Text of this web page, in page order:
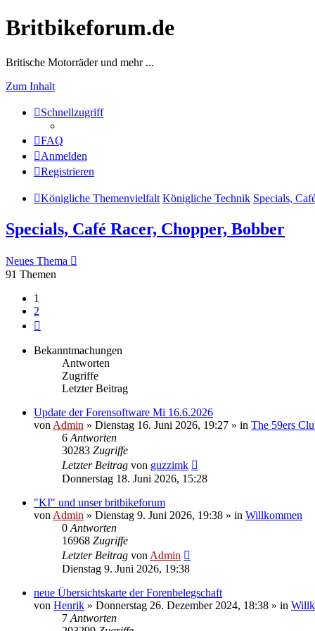
Britbikeforum.de
Britische Motorräder und mehr ...
Zum Inhalt
Schnellzugriff
FAQ
Anmelden
Registrieren
Königliche Themenvielfalt Königliche Technik Specials,
Specials, Café Racer, Chopper, Bobber
Neues Thema
91 Themen
1
2
Bekanntmachungen
Antworten
Zugriffe
Letzter Beitrag
Update der Forensoftware Mi 16.6.2026
von Admin » Dienstag 16. Juni 2026, 19:27 » in The 59ers
6 Antworten
30283 Zugriffe
Letzter Beitrag von guzzimk
Donnerstag 18. Juni 2026, 15:28
"KI" und unser britbikeforum
von Admin » Dienstag 9. Juni 2026, 19:38 » in Willkommen
0 Antworten
16968 Zugriffe
Letzter Beitrag von Admin
Dienstag 9. Juni 2026, 19:38
neue Übersichtskarte der Forenbelegschaft
von Henrik » Donnerstag 26. Dezember 2024, 18:38 » in
7 Antworten